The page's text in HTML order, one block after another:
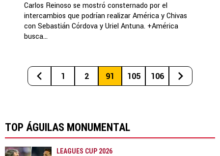
Carlos Reinoso se mostró consternado por el
intercambios que podrían realizar América y Chivas
con Sebastián Córdova y Uriel Antuna. +América
busca...
1 2 91 105 106
TOP ÁGUILAS MONUMENTAL
LEAGUES CUP 2026